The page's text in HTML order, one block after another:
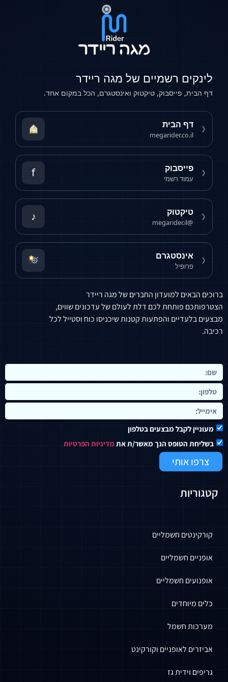
ברוכים הבאים למועדון החברים של מגה ריידר
הצטרפותכם פותחת לכם דלת לעולם של עדכונים שווים,
מבצעים בלעדיים והפתעות קטנות שיכניסו כוח וסטייל לכל
רכיבה.
מעוניין לקבל מבצעים בטלפון
בשליחת הטופס הנך מאשר/ת את מדיניות הפרטיות
צרפו אותי
קטגוריות
קורקינטים חשמליים
אופניים חשמליים
אופנועים חשמליים
כלים מיוחדים
מערכות חשמל
אביזרים לאופניים וקורקינט
גריפים וידית גז
לינקים רשמיים של מגה ריידר
דף הבית, פייסבוק, טיקטוק ואינסטגרם, הכל במקום אחד.
❮ דף הבית
megarider.co.il
❮ פייסבוק
עמוד רשמי f
❮ טיקטוק
@megarider.il
♪
❮ אינסטגרם
פרופיל